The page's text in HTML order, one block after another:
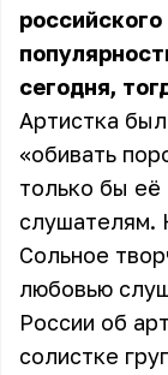
сегодня,
Артистка
«обивать
только бы её
слушателям.
Сольное
любовью
России об
солистке